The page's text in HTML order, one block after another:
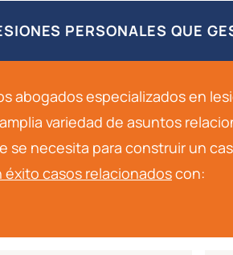
PERSONALES QUE
abogados especializados en
variedad de asuntos
se necesita para construir un
éxito casos relacionadoscon:
amigos.